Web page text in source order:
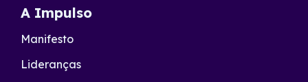
A Impulso
Manifesto
Lideranças